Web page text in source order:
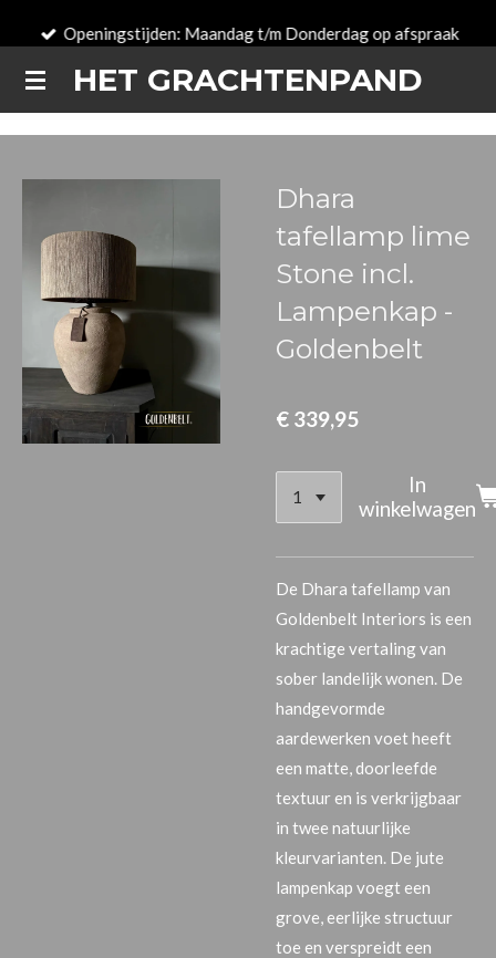
naar
de
HET GRACHTENPAND
Openingstijden: Maandag t/m Donderdag op afspraak
Dhara
tafellamp lime
Stone incl.
Lampenkap -
Goldenbelt
€ 339,95
In
winkelwagen
De Dhara tafellamp van
Goldenbelt Interiors is een
krachtige vertaling van
sober landelijk wonen. De
handgevormde
aardewerken voet heeft
een matte, doorleefde
textuur en is verkrijgbaar
in twee natuurlijke
kleurvarianten. De jute
lampenkap voegt een
grove, eerlijke structuur
toe en verspreidt een